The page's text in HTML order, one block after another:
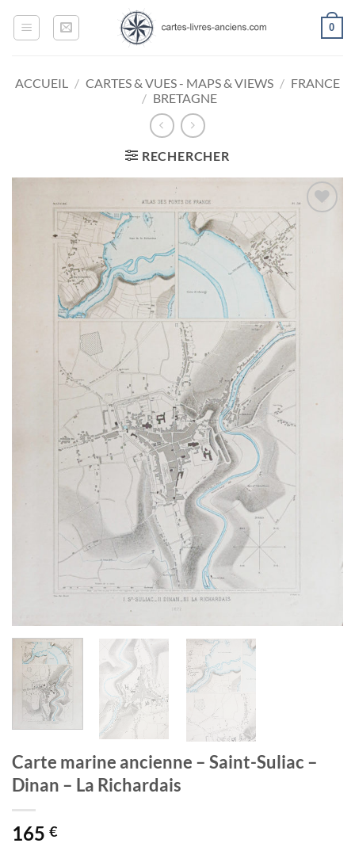
0
ACCUEIL / CARTES & VUES - MAPS & VIEWS / FRANCE
/ BRETAGNE
RECHERCHER
Carte marine ancienne – Saint-Suliac –
Dinan – La Richardais
165 €